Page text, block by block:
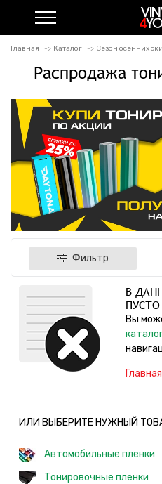
Главная Каталог Сезон осенних
Распродажа
Фильтр
В
ПУСТО
Вы
ИЛИ ВЫБЕРИТЕ НУЖНЫЙ
Автомобильные пленки
Тонировочные пленки